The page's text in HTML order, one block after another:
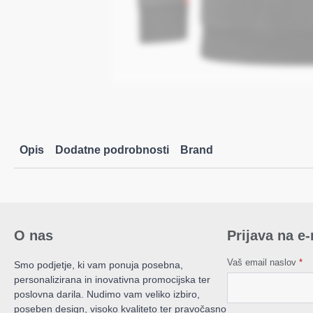
Opis Dodatne podrobnosti Brand
O nas
Smo podjetje, ki vam ponuja posebna,
personalizirana in inovativna promocijska ter
poslovna darila. Nudimo vam veliko izbiro,
poseben design, visoko kvaliteto ter pravočasno
Prijava na
Vaš email naslov *